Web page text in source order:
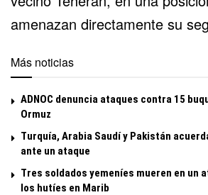
amenazan directamente su
Más noticias
ADNOC denuncia ataques contra 15
Ormuz
Turquía, Arabia Saudí y Pakistán
ante un ataque
Tres soldados yemeníes mueren en un
los hutíes en Marib